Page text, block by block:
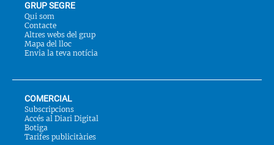
GRUP SEGRE
Qui som
Contacte
Altres webs del grup
Mapa del lloc
Envia la teva notícia
COMERCIAL
Subscripcions
Accés al Diari Digital
Botiga
Tarifes publicitàries